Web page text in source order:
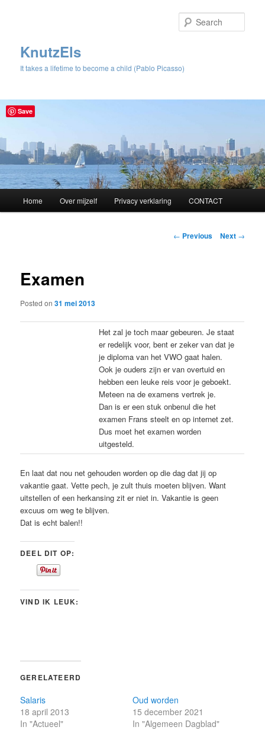
KnutzEls
It takes a lifetime to become a child (Pablo Picasso)
Skip
content
Home Over mijzelf Privacy verklaring CONTACT
Post
← Previous Next →
Examen
Posted on31 mei 2013
Het zal je toch maar gebeuren. Je staat
er redelijk voor, bent er zeker van dat je
je diploma van het VWO gaat halen.
Ook je ouders zijn er van overtuid en
hebben een leuke reis voor je geboekt.
Meteen na de examens vertrek je.
Dan is er een stuk onbenul die het
examen Frans steelt en op internet zet.
Dus moet het examen worden
uitgesteld.
En laat dat nou net gehouden worden op die dag dat jij op
vakantie gaat. Vette pech, je zult thuis moeten blijven. Want
uitstellen of een herkansing zit er niet in. Vakantie is geen
excuus om weg te blijven.
Dat is echt balen!!
DEEL DIT OP:
VIND IK LEUK:
GERELATEERD
Salaris
18 april 2013
In "Actueel"
Oud worden
15 december 2021
In "Algemeen Dagblad"
Save